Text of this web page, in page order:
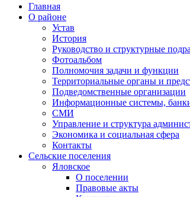
Главная
О районе
Устав
История
Руководство и структурные
Фотоальбом
Полномочия задачи и функции
Территориальные органы и
Подведомственные организации
Информационные системы,
СМИ
Управление и структура
Экономика и социальная сфера
Контакты
Сельские поселения
Яловское
О поселении
Правовые акты